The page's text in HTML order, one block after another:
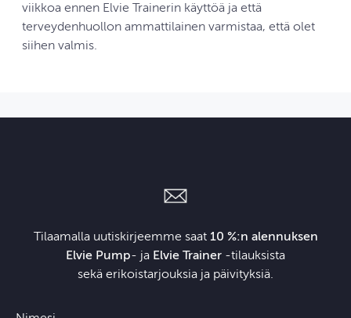
viikkoa ennen Elvie Trainerin käyttöä ja että
terveydenhuollon ammattilainen varmistaa, että olet
siihen valmis.
Tilaamalla uutiskirjeemme saat 10 %:n alennuksen
Elvie Pump- ja Elvie Trainer ‑tilauksista
sekä erikoistarjouksia ja päivityksiä.